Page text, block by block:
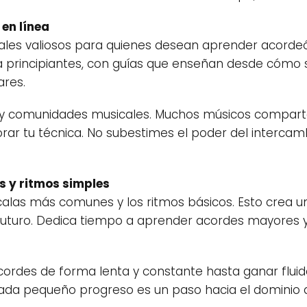
línea
valiosos para quienes desean aprender
con guías que enseñan desde
comunidades musicales. Muchos músicos
tu técnica. No subestimes el poder del
y ritmos simples
más comunes y los ritmos básicos. Esto crea
Dedica tiempo a aprender acordes mayores
de forma lenta y constante hasta ganar
pequeño progreso es un paso hacia el dominio